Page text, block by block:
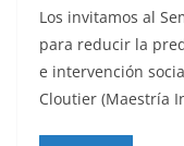
Los invitamos al
para reducir la
e intervención
Cloutier (Maestría